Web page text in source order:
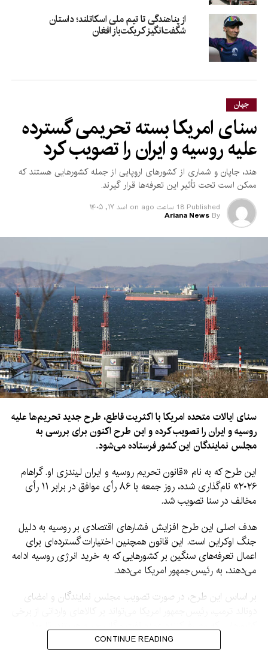
از پناهندگی تا تیم ملی اسکاتلند؛ داستان
شگفت‌انگیز کریکت‌باز افغان
جهان
سنای امریکا بسته تحریمی گسترده
علیه روسیه و ایران را تصویب کرد
هند، جاپان و شماری از کشورهای اروپایی از جمله کشورهایی هستند که
ممکن است تحت تأثیر این تعرفه‌ها قرار گیرند.
Published 18 ساعت ago on اسد ۱۷, ۱۴۰۵
By
Ariana News
سنای ایالات متحده امریکا با اکثریت قاطع، طرح جدید تحریم‌ها علیه
روسیه و ایران را تصویب کرده و این طرح اکنون برای بررسی به
مجلس نمایندگان این کشور فرستاده می‌شود.
این طرح که به نام «قانون تحریم روسیه و ایران لیندزی او. گراهام
۲۰۲۶» نام‌گذاری شده، روز جمعه با ۸۶ رأی موافق در برابر ۱۱ رأی
مخالف در سنا تصویب شد.
هدف اصلی این طرح افزایش فشارهای اقتصادی بر روسیه به دلیل
جنگ اوکراین است. این قانون همچنین اختیارات گسترده‌ای برای
اعمال تعرفه‌های سنگین بر کشورهایی که به خرید انرژی روسیه ادامه
می‌دهند، به رئیس‌جمهور امریکا می‌دهد.
بر اساس این طرح، در صورت تصویب مجلس نمایندگان و امضای
CONTINUE READING